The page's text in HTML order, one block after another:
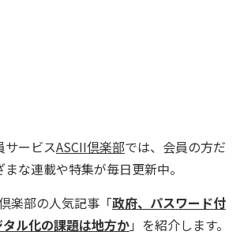
ービスASCII倶楽部では、会員の方だ
な連載や特集が毎日更新中。
楽部の人気記事「政府、パスワード付
ル化の課題は地方か」を紹介します。